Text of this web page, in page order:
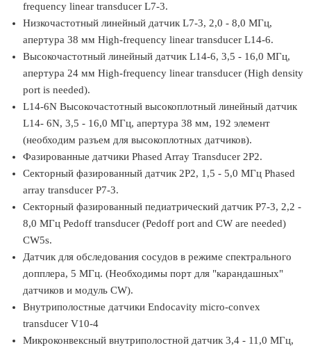
frequency linear transducer L7-3.
Низкочастотный линейный датчик L7-3, 2,0 - 8,0 МГц,
апертура 38 мм High-frequency linear transducer L14-6.
Высокочастотный линейный датчик L14-6, 3,5 - 16,0 МГц,
апертура 24 мм High-frequency linear transducer (High density
port is needed).
L14-6N Высокочастотный высокоплотный линейный датчик
L14- 6N, 3,5 - 16,0 МГц, апертура 38 мм, 192 элемент
(необходим разъем для высокоплотных датчиков).
Фазированные датчики Phased Array Transducer 2P2.
Секторный фазированный датчик 2P2, 1,5 - 5,0 МГц Phased
array transducer P7-3.
Секторный фазированный педиатрический датчик P7-3, 2,2 -
8,0 МГц Pedoff transducer (Pedoff port and CW are needed)
CW5s.
Датчик для обследования сосудов в режиме спектрального
допплера, 5 МГц. (Необходимы порт для "карандашных"
датчиков и модуль CW).
Внутриполостные датчики Endocavity micro-convex
transducer V10-4
Микроконвексный внутриполостной датчик 3,4 - 11,0 МГц,